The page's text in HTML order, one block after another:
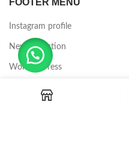
Instagram profile
New Collection
Woman Dress